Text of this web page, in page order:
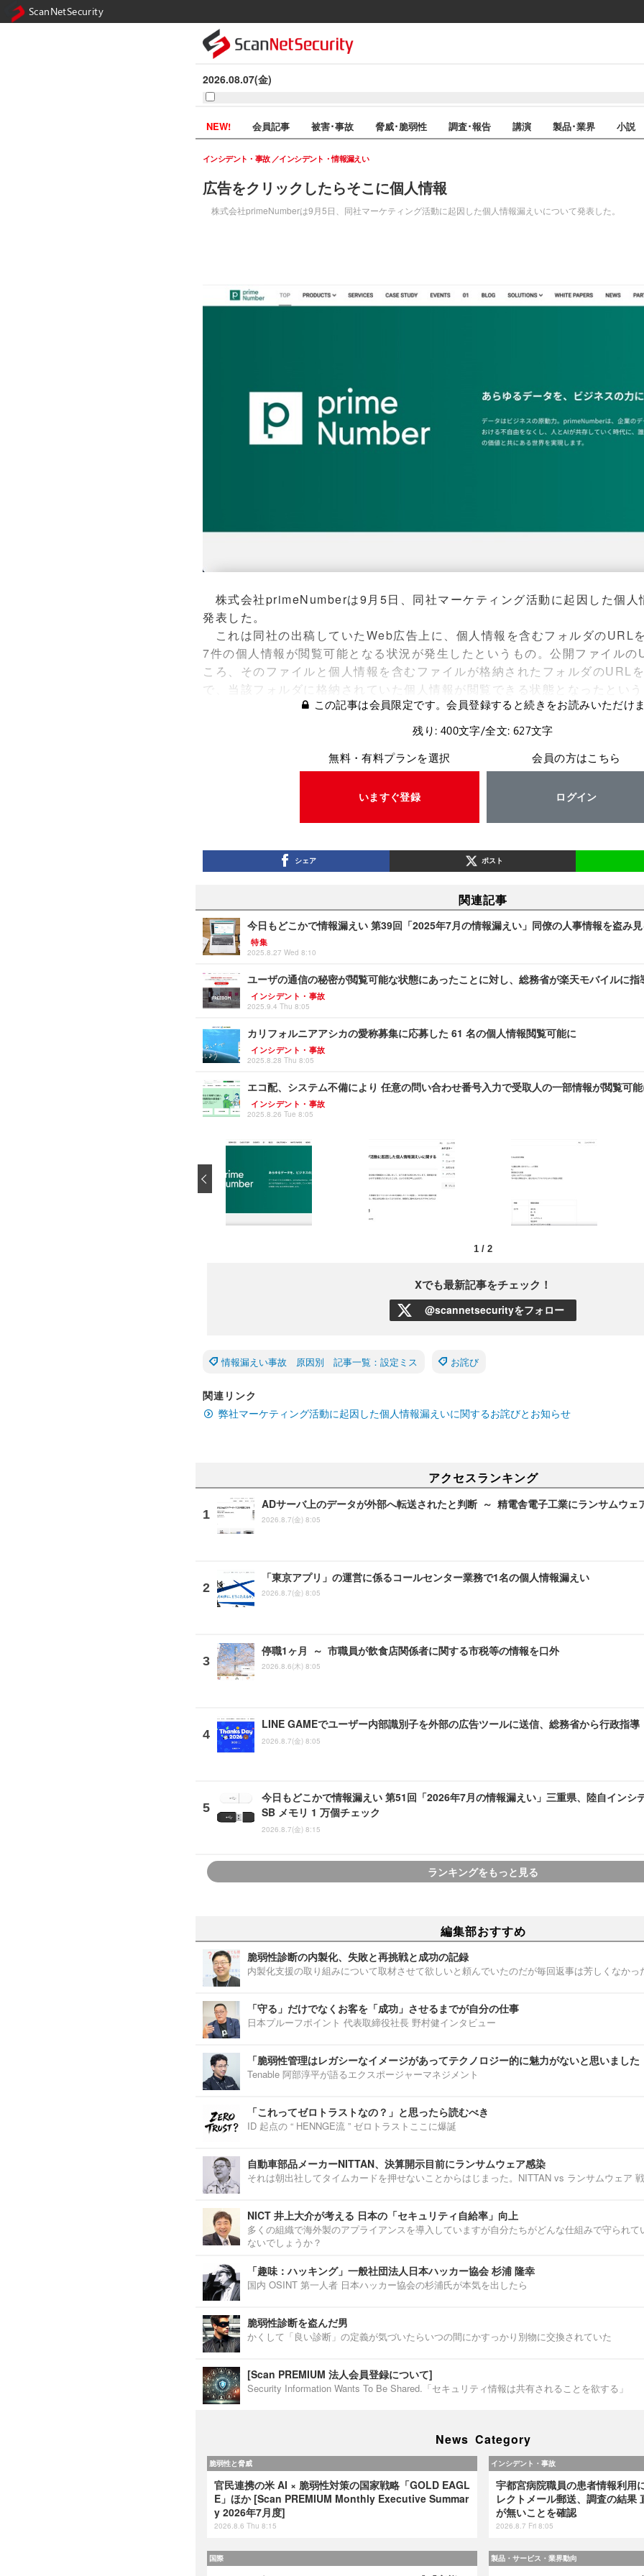
2026.08.07(金)
NEW! 会員記事 被害･事故 脅威･脆弱性 調査･報告 講演 製品･業界 小説
広告をクリックしたらそこに個人情報
株式会社primeNumberは9月5日、同社マーケティング活動に起因した個人情報漏えいについて発表した。
インシデント・事故 インシデント・情報漏えい
株式会社primeNumberは9月5日、同社マーケティング活動に起因した個人
発表した。
これは同社の出稿していたWeb広告上に、個人情報を含むフォルダのURL
7件の個人情報が閲覧可能となる状況が発生したというもの。公開ファイルの
ころ、そのファイルと個人情報を含むファイルが格納されたフォルダのURL
で、当該フォルダに格納されていた個人情報が閲覧できる状態となったという
この記事は会員限定です。会員登録すると続きをお読みいただけま
残り: 400文字/全文: 627文字
無料・有料プランを選択
いますぐ登録
会員の方はこちら
ログイン
シェア ポスト
関連記事
今日もどこかで情報漏えい 第39回「2025年7月の情報漏えい」同僚の人事情報を盗み
特集
2025.8.27 Wed 8:10
ユーザの通信の秘密が閲覧可能な状態にあったことに対し、総務省が楽天モバイルに指
インシデント・事故
2025.9.4 Thu 8:05
カリフォルニアアシカの愛称募集に応募した 61 名の個人情報閲覧可能に
インシデント・事故
2025.8.28 Thu 8:05
エコ配、システム不備により 任意の問い合わせ番号入力で受取人の一部情報が閲覧可
インシデント・事故
2025.8.26 Tue 8:05
1 / 2
‹
Xでも最新記事をチェック！
@scannetsecurityをフォロー
情報漏えい事故 原因別 記事一覧：設定ミス お詫び
関連リンク
弊社マーケティング活動に起因した個人情報漏えいに関するお詫びとお知らせ
アクセスランキング
ADサーバ上のデータが外部へ転送されたと判断 ～ 精電舎電子工業にランサムウェ
2026.8.7(金) 8:05
「東京アプリ」の運営に係るコールセンター業務で1名の個人情報漏えい
2026.8.7(金) 8:05
停職1ヶ月 ～ 市職員が飲食店関係者に関する市税等の情報を口外
2026.8.6(木) 8:05
LINE GAMEでユーザー内部識別子を外部の広告ツールに送信、総務省から行政指導
2026.8.7(金) 8:05
今日もどこかで情報漏えい 第51回「2026年7月の情報漏えい」三重県、陸自インシ
SB メモリ 1 万個チェック
2026.8.7(金) 8:15
ランキングをもっと見る
編集部おすすめ
脆弱性診断の内製化、失敗と再挑戦と成功の記録
内製化支援の取り組みについて取材させて欲しいと頼んでいたのだが毎回返事は芳しくなかっ
「守る」だけでなくお客を「成功」させるまでが自分の仕事
日本プルーフポイント 代表取締役社長 野村健インタビュー
「脆弱性管理はレガシーなイメージがあってテクノロジー的に魅力がないと思いました
Tenable 阿部淳平が語るエクスポージャーマネジメント
「これってゼロトラストなの？」と思ったら読むべき
ID 起点の “ HENNGE流 ” ゼロトラストここに爆誕
自動車部品メーカーNITTAN、決算開示目前にランサムウェア感染
それは朝出社してタイムカードを押せないことからはじまった。NITTAN vs ランサムウェア
NICT 井上大介が考える 日本の「セキュリティ自給率」向上
多くの組織で海外製のアプライアンスを導入していますが自分たちがどんな仕組みで守られ
ないでしょうか？
「趣味：ハッキング」一般社団法人日本ハッカー協会 杉浦 隆幸
国内 OSINT 第一人者 日本ハッカー協会の杉浦氏が本気を出したら
脆弱性診断を盗んだ男
かくして「良い診断」の定義が気づいたらいつの間にかすっかり別物に交換されていた
[Scan PREMIUM 法人会員登録について]
Security Information Wants To Be Shared.「セキュリティ情報は共有されることを欲する」
News Category
脆弱性と脅威
官民連携の米 AI × 脆弱性対策の国家戦略「GOLD EAGL
E」ほか [Scan PREMIUM Monthly Executive Summar
y 2026年7月度]
2026.8.6 Thu 8:15
インシデント・事故
宇都宮病院職員の患者情報利用
レクトメール郵送、調査の結果
が無いことを確認
2026.8.7 Fri 8:05
国際 製品・サービス・業界動向
ScanNetSecurity